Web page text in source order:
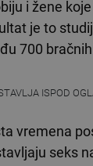
i žene
je to
700
ISPOD
vremena
seks